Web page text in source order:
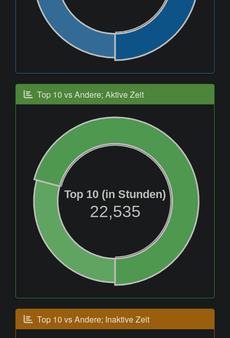
Top 10 vs Andere; Aktive Zeit
Top 10 (in Stunden)
22,535
Top 10 vs Andere; Inaktive Zeit